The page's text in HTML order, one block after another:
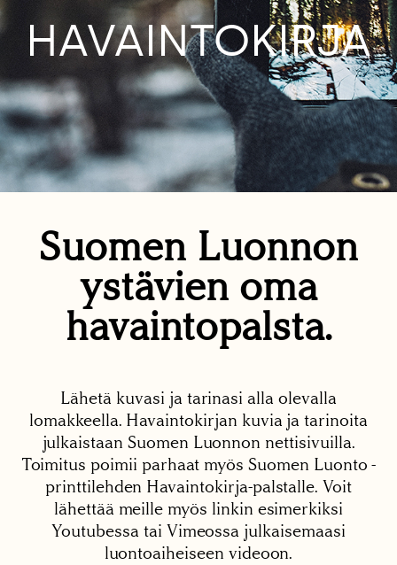
HAVAINTOKIRJA
Suomen Luonnon
ystävien oma
havaintopalsta.
Lähetä kuvasi ja tarinasi alla olevalla
lomakkeella. Havaintokirjan kuvia ja tarinoita
julkaistaan Suomen Luonnon nettisivuilla.
Toimitus poimii parhaat myös Suomen Luonto -
printtilehden Havaintokirja-palstalle. Voit
lähettää meille myös linkin esimerkiksi
Youtubessa tai Vimeossa julkaisemaasi
luontoaiheiseen videoon.